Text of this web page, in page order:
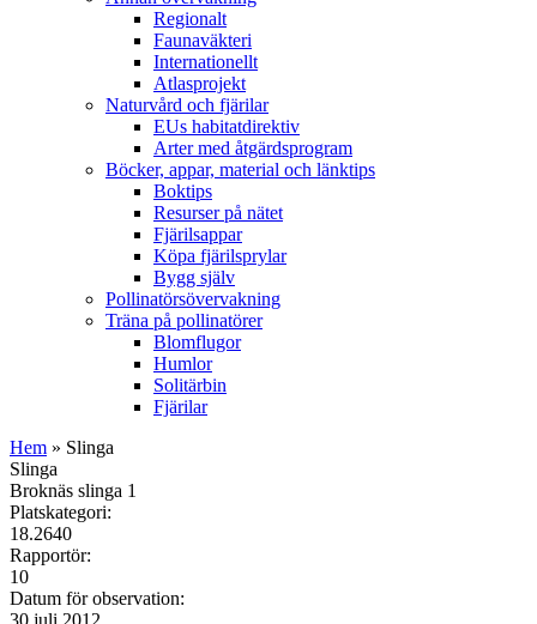
Regionalt
Faunaväkteri
Internationellt
Atlasprojekt
Naturvård och fjärilar
EUs habitatdirektiv
Arter med åtgärdsprogram
Böcker, appar, material och länktips
Boktips
Resurser på nätet
Fjärilsappar
Köpa fjärilsprylar
Bygg själv
Pollinatörsövervakning
Träna på pollinatörer
Blomflugor
Humlor
Solitärbin
Fjärilar
Hem » Slinga
Slinga
Broknäs slinga 1
Platskategori:
18.2640
Rapportör:
10
Datum för observation:
30 juli 2012